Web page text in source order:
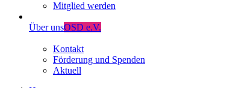
Mitglied werden
Über unsOSD e.V.
Kontakt
Förderung und Spenden
Aktuell